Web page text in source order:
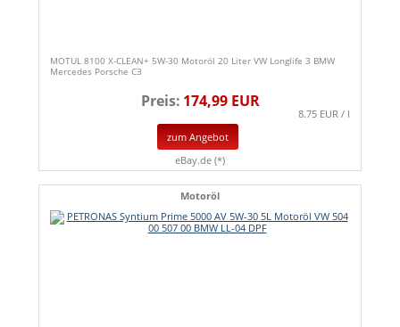
MOTUL 8100 X-CLEAN+ 5W-30 Motoröl 20 Liter VW Longlife 3 BMW
Mercedes Porsche C3
Preis: 174,99 EUR
8.75 EUR / l
zum Angebot
eBay.de (*)
Motoröl